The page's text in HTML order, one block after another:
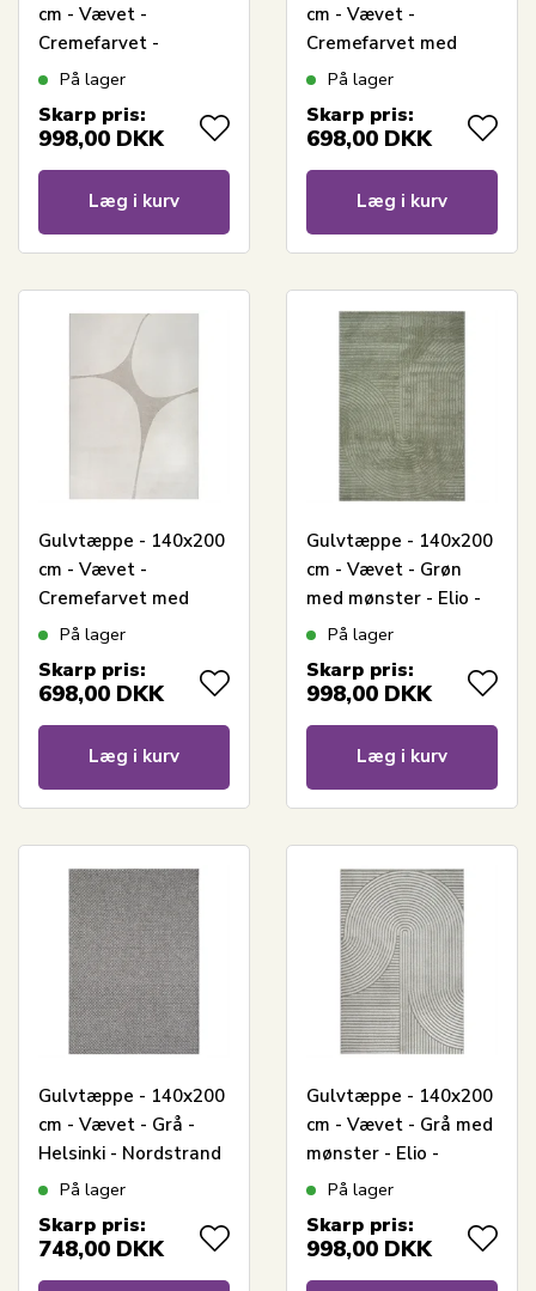
cm - Vævet -
Cremefarvet -
Mønster sten - Elio -
På lager
Skarp pris:
998,00 DKK
Læg i kurv
cm - Vævet -
Cremefarvet med
mønster - Ternerife -
På lager
Skarp pris:
698,00 DKK
Læg i kurv
Gulvtæppe - 140x200
cm - Vævet -
Cremefarvet med
mønster - Eclipse -
På lager
Skarp pris:
698,00 DKK
Læg i kurv
Gulvtæppe - 140x200
cm - Vævet - Grøn
med mønster - Elio -
Nordstrand Home
På lager
Skarp pris:
998,00 DKK
Læg i kurv
Gulvtæppe - 140x200
cm - Vævet - Grå -
Helsinki - Nordstrand
Home
På lager
Skarp pris:
748,00 DKK
Gulvtæppe - 140x200
cm - Vævet - Grå med
mønster - Elio -
Nordstrand Home
På lager
Skarp pris:
998,00 DKK